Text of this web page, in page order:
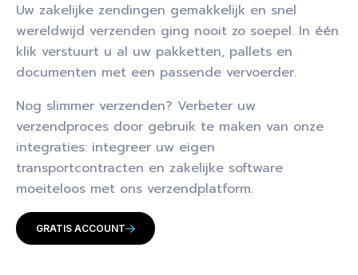
Uw zakelijke zendingen gemakkelijk en snel
wereldwijd verzenden ging nooit zo soepel. In één
klik verstuurt u al uw pakketten, pallets en
documenten met een passende vervoerder.
Nog slimmer verzenden? Verbeter uw
verzendproces door gebruik te maken van onze
integraties: integreer uw eigen
transportcontracten en zakelijke software
moeiteloos met ons verzendplatform.
GRATIS ACCOUNT